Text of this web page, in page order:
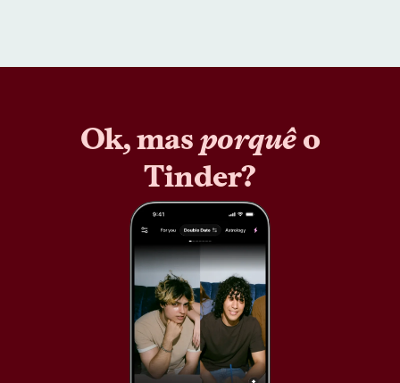
Ok, masporquêo
Tinder?